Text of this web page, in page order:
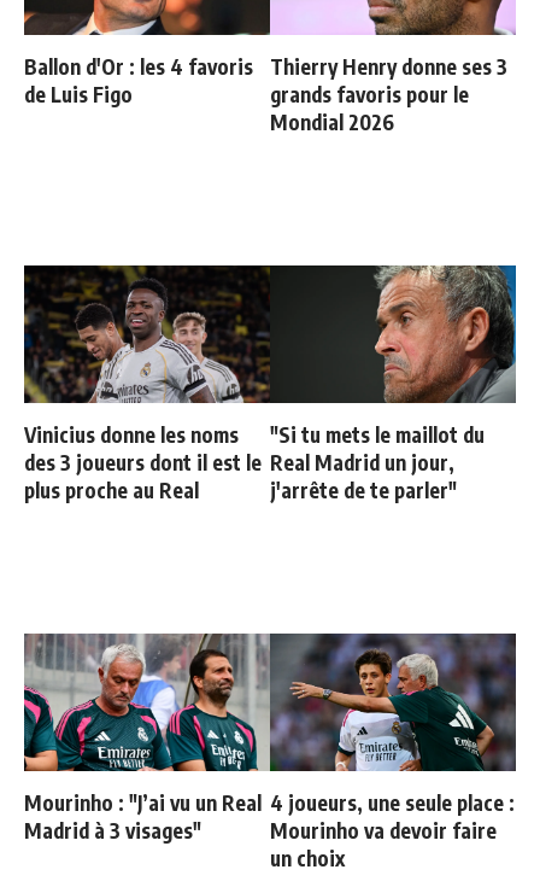
Ballon d'Or : les 4 favoris
de Luis Figo
Thierry Henry donne ses 3
grands favoris pour le
Mondial 2026
Vinicius donne les noms
des 3 joueurs dont il est le
plus proche au Real
"Si tu mets le maillot du
Real Madrid un jour,
j'arrête de te parler"
Mourinho : "J’ai vu un Real
Madrid à 3 visages"
4 joueurs, une seule place :
Mourinho va devoir faire
un choix